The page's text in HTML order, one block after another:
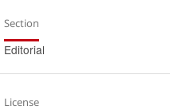
Section
Editorial
License